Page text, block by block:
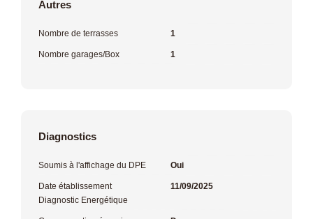
Autres
Nombre de terrasses 1
Nombre garages/Box 1
Diagnostics
Soumis à l'affichage du DPE Oui
Date établissement
Diagnostic Energétique
11/09/2025